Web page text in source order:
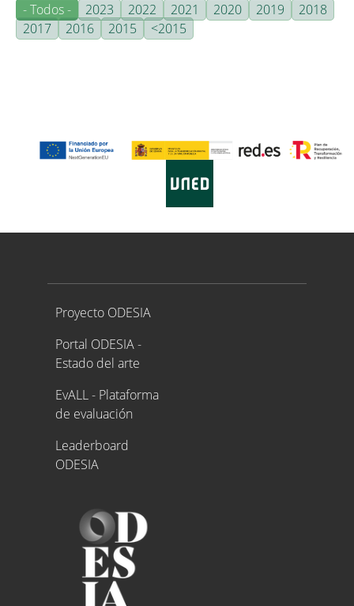
- Todos -
2023 2022 2021 2020 2019
2018
2017
2016 2015 <2015
Proyecto ODESIA
Proyecto ODESIA
Portal ODESIA -
Estado del arte
EvALL - Plataforma
de evaluación
Leaderboard
ODESIA